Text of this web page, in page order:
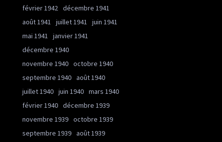
février 1942 décembre 1941
août 1941
juillet 1941
juin 1941
mai 1941
janvier 1941
décembre 1940
novembre 1940 octobre 1940
septembre 1940 août 1940
juillet 1940 juin 1940 mars 1940
février 1940 décembre 1939
novembre 1939 octobre 1939
septembre 1939 août 1939